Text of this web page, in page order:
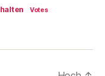
Votes